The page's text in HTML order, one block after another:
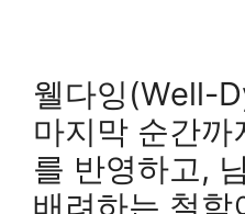
웰다잉(Well-
마지막 순간까
를 반영하고,
배려하는 철학